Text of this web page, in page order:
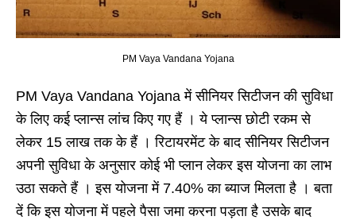
PM Vaya Vandana Yojana
PM Vaya Vandana Yojana में सीनियर सिटीजन की सुविधा
के लिए कई प्लान्स लांच किए गए हैं । ये प्लान्स छोटी रकम से
लेकर 15 लाख तक के हैं । रिटायरमेंट के बाद सीनियर सिटीजन
अपनी सुविधा के अनुसार कोई भी प्लान लेकर इस योजना का लाभ
उठा सकते हैं । इस योजना में 7.40% का ब्याज मिलता है । बता
दें कि इस योजना में पहले पैसा जमा करना पड़ता है उसके बाद